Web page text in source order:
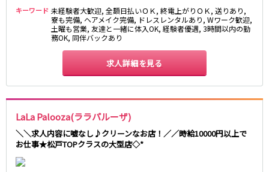
キーワード 未経験者大歓迎, 全額日払いＯＫ, 終電上がりＯＫ, 送りあり,
寮も完備, ヘアメイク完備, ドレスレンタルあり, Wワーク歓迎,
土曜も営業, 友達と一緒に体入OK, 経験者優遇, 3時間以内の勤
務OK, 同伴バックあり
求人詳細を見る
LaLa Palooza(ララパルーザ)
＼＼求人内容に嘘なし♪クリーンなお店！／／時給10000円以上で
お仕事★松戸TOPクラスの大型店◇*
たまプラーザ・向ヶ丘遊園・鷺沼
元住吉・綱島
川崎中部
横浜東部
川崎北部
横浜西部
綾瀬・海老名・座間
埼玉県
大宮
志木
南越谷
草加
川越
所沢
高円寺駅
荻窪駅
阿佐ヶ谷駅
三鷹駅
国分寺駅
西荻窪駅
水道橋駅
武蔵小金井駅
東小金井駅
西国分寺駅
高尾駅
四ツ谷駅